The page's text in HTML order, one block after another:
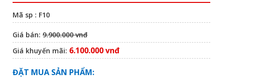
Mã sp : F10
Giá bán:9.900.000 vnđ
Giá khuyến mãi: 6.100.000 vnđ
ĐẶT MUA SẢN PHẨM: